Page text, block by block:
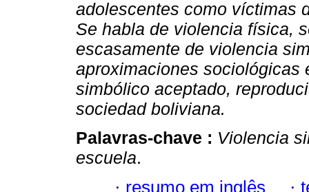
adolescentes como víctimas
Se habla de violencia física,
escasamente de violencia
aproximaciones sociológicas
simbólico aceptado,
sociedad boliviana.
Palavras-chave : Violencia
escuela.
· resumo em inglês ·